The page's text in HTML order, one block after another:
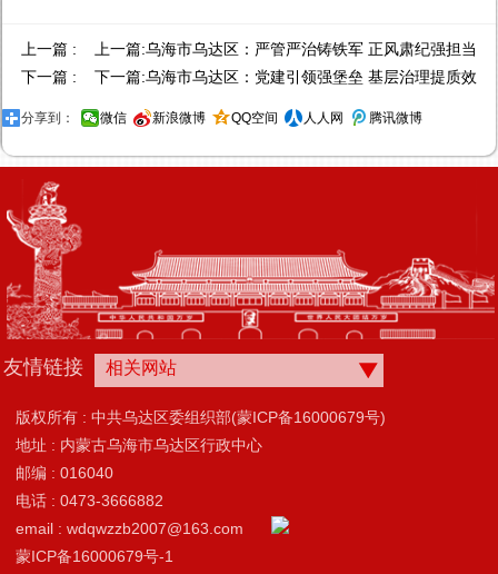
上一篇 : 上一篇:乌海市乌达区：严管严治铸铁军 正风肃纪强担当
下一篇 : 下一篇:乌海市乌达区：党建引领强堡垒 基层治理提质效
分享到： 微信 新浪微博 QQ空间 人人网 腾讯微博
友情链接 相关网站
版权所有 : 中共乌达区委组织部(蒙ICP备16000679号)
地址 : 内蒙古乌海市乌达区行政中心
邮编 : 016040
电话 : 0473-3666882
email : wdqwzzb2007@163.com
蒙ICP备16000679号-1